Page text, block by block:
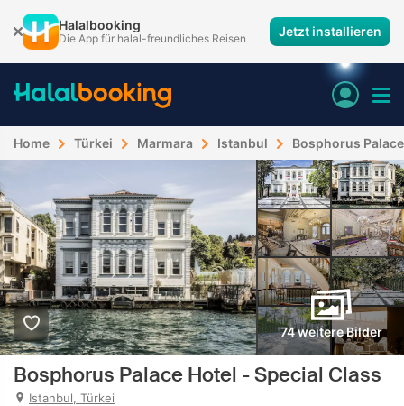
Halalbooking
Die App für halal-freundliches Reisen Jetzt installieren
Home Türkei Marmara Istanbul Bosphorus
74 weitere Bilder
Bosphorus Palace Hotel - Special Class
Istanbul, Türkei